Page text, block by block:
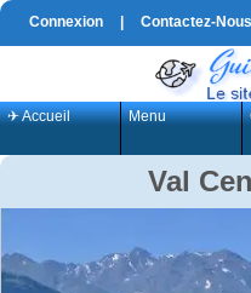
Connexion Contactez-Nous
✈ Accueil Menu
Val